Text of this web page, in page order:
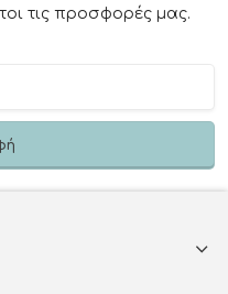
τις προσφορές μας.